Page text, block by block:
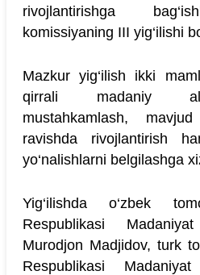
rivojlantirishga
komissiyaning III yig‘ilishi
Mazkur yig‘ilish ikki
qirrali madaniy
mustahkamlash,
ravishda rivojlantirish
yo‘nalishlarni belgilashga
Yig‘ilishda o‘zbek
Respublikasi
Murodjon Madjidov, turk
Respublikasi